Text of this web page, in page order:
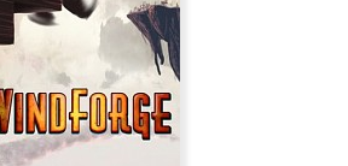
Lonely Outpost